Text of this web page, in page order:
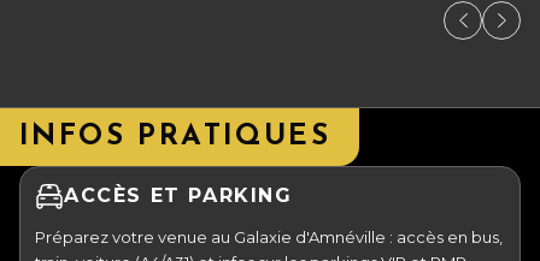
INFOS PRATIQUES
ACCÈS ET PARKING
Préparez votre venue au Galaxie d'Amnéville : accès en bus,